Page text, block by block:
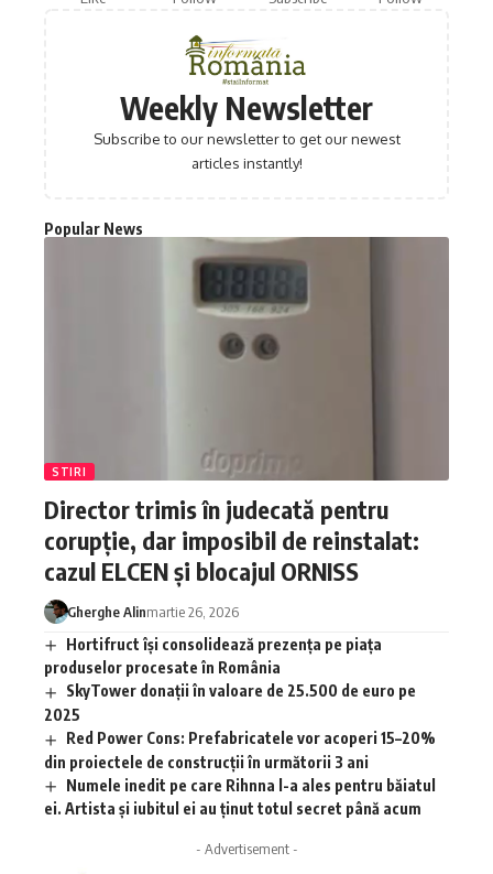
Weekly Newsletter
Subscribe to our newsletter to get our newest
articles instantly!
Popular News
STIRI
Director trimis în judecată pentru
corupție, dar imposibil de reinstalat:
cazul ELCEN și blocajul ORNISS
Gherghe Alinmartie 26, 2026
Hortifruct își consolidează prezența pe piața
produselor procesate în România
SkyTower donații în valoare de 25.500 de euro pe
2025
Red Power Cons: Prefabricatele vor acoperi 15–20%
din proiectele de construcții în următorii 3 ani
Numele inedit pe care Rihnna l-a ales pentru băiatul
ei. Artista și iubitul ei au ținut totul secret până acum
- Advertisement -